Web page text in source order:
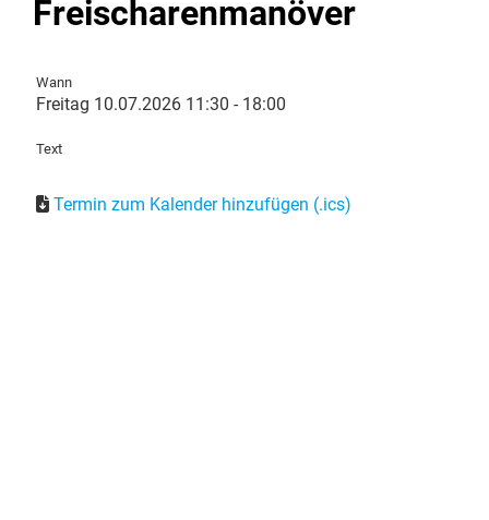
Freischarenmanöver
Wann
Freitag 10.07.2026 11:30 - 18:00
Text
Termin zum Kalender hinzufügen (.ics)